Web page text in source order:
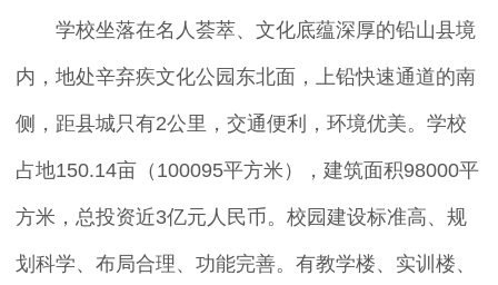
学校坐落在名人荟萃、文化底蕴深厚的铅山县境
内，地处辛弃疾文化公园东北面，上铅快速通道的南
侧，距县城只有2公里，交通便利，环境优美。学校
占地150.14亩（100095平方米），建筑面积98000平
方米，总投资近3亿元人民币。校园建设标准高、规
划科学、布局合理、功能完善。有教学楼、实训楼、